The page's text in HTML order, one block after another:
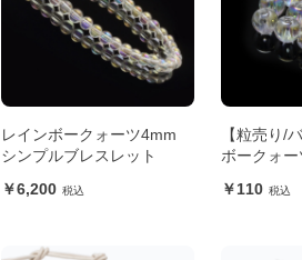
レインボークォーツ4mm
シンプルブレスレット
6,200
【粒売り/
ボークォ
110